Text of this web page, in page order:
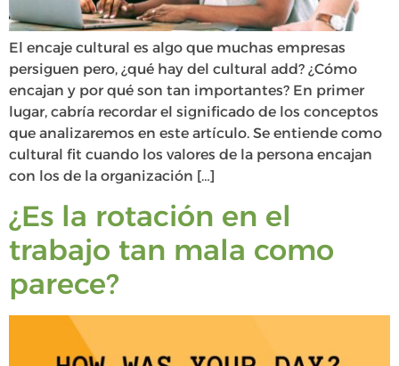
El encaje cultural es algo que muchas empresas
persiguen pero, ¿qué hay del cultural add? ¿Cómo
encajan y por qué son tan importantes? En primer
lugar, cabría recordar el significado de los conceptos
que analizaremos en este artículo. Se entiende como
cultural fit cuando los valores de la persona encajan
con los de la organización […]
¿Es la rotación en el
trabajo tan mala como
parece?